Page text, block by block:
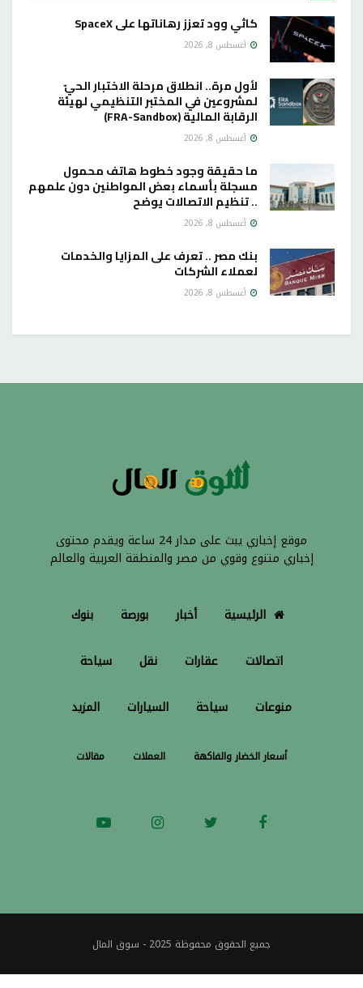
كاثي وود تعزز رهاناتها على SpaceX
أغسطس 8, 2026
لأول مرة.. انطلاق مرحلة الاختبار الحيّ
لمشروعين في المختبر التنظيمي لهيئة
الرقابة المالية (FRA-Sandbox)
أغسطس 8, 2026
ما حقيقة وجود خطوط هاتف محمول
مسجلة بأسماء بعض المواطنين دون علمهم
.. تنظيم الاتصالات يوضح
أغسطس 8, 2026
بنك مصر .. تعرف على المزايا والخدمات
لعملاء الشركات
أغسطس 8, 2026
موقع إخباري يبث على مدار 24 ساعة ويقدم محتوى
إخباري متنوع وقوي من مصر والمنطقة العربية والعالم
الرئيسية أخبار بورصة بنوك
اتصالات عقارات نقل سياحة
منوعات سياحة السيارات المزيد
أسعار الخضار والفاكهة العملات مقالات
جميع الحقوق محفوظة 2025 - سوق المال